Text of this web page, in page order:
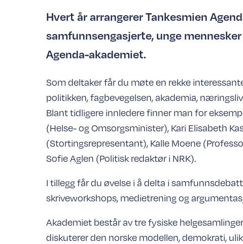
Hvert år arrangerer Tankesmien
samfunnsengasjerte, unge
Agenda-akademiet.
Som deltaker får du møte en rekke
politikken, fagbevegelsen, akademia,
Blant tidligere innledere finner man for
(Helse- og Omsorgsminister), Kari Elisabeth
(Stortingsrepresentant), Kalle Moene
Sofie Aglen (Politisk redaktør i NRK).
I tillegg får du øvelse i å delta i
skriveworkshops, medietrening og
Akademiet består av tre fysiske
diskuterer den norske modellen, demokrati,